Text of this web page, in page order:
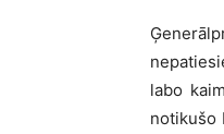
labo
notikušo